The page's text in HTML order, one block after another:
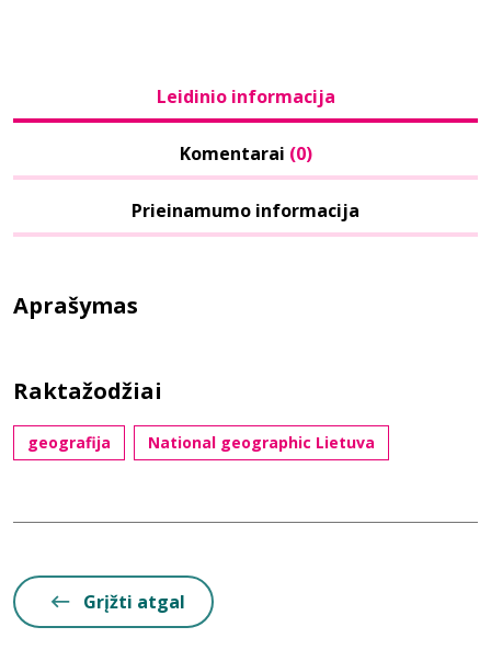
Leidinio informacija
Komentarai (0)
Prieinamumo informacija
Aprašymas
Raktažodžiai
geografija National geographic Lietuva
Grįžti atgal